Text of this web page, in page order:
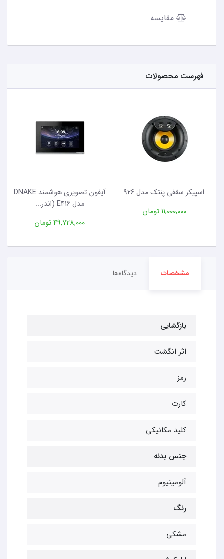
مقایسه
فهرست محصولات
اسپیکر سقفی پنتک مدل 926
11,000,000 تومان
آیفون تصویری هوشمند DNAKE
مدل E416 (اندر...
49,728,000 تومان
مشخصات دیدگاه‌ها
بازگشایی
اثر انگشت
رمز
کارت
کلید مکانیکی
جنس بدنه
آلومینیوم
رنگ
مشکی